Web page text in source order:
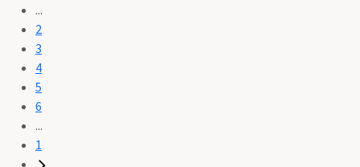
...
2
3
4
5
6
...
1